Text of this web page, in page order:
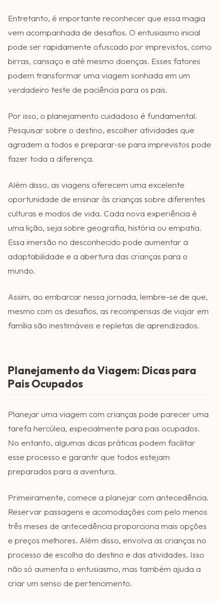
Entretanto, é importante reconhecer que essa magia
vem acompanhada de desafios. O entusiasmo inicial
pode ser rapidamente ofuscado por imprevistos, como
birras, cansaço e até mesmo doenças. Esses fatores
podem transformar uma viagem sonhada em um
verdadeiro teste de paciência para os pais.
Por isso, o planejamento cuidadoso é fundamental.
Pesquisar sobre o destino, escolher atividades que
agradem a todos e preparar-se para imprevistos pode
fazer toda a diferença.
Além disso, as viagens oferecem uma excelente
oportunidade de ensinar às crianças sobre diferentes
culturas e modos de vida. Cada nova experiência é
uma lição, seja sobre geografia, história ou empatia.
Essa imersão no desconhecido pode aumentar a
adaptabilidade e a abertura das crianças para o
mundo.
Assim, ao embarcar nessa jornada, lembre-se de que,
mesmo com os desafios, as recompensas de viajar em
família são inestimáveis e repletas de aprendizados.
Planejamento da Viagem: Dicas para
Pais Ocupados
Planejar uma viagem com crianças pode parecer uma
tarefa hercúlea, especialmente para pais ocupados.
No entanto, algumas dicas práticas podem facilitar
esse processo e garantir que todos estejam
preparados para a aventura.
Primeiramente, comece a planejar com antecedência.
Reservar passagens e acomodações com pelo menos
três meses de antecedência proporciona mais opções
e preços melhores. Além disso, envolva as crianças no
processo de escolha do destino e das atividades. Isso
não só aumenta o entusiasmo, mas também ajuda a
criar um senso de pertencimento.